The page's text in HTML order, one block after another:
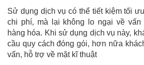
Sử dụng dịch vụ có thể tiết kiệm tối
chi phí, mà lại không lo ngại về
hàng hóa. Khi sử dụng dịch vụ này,
cầu quy cách đóng gói, hơn nữa
vấn, hỗ trợ về mặt kĩ thuật